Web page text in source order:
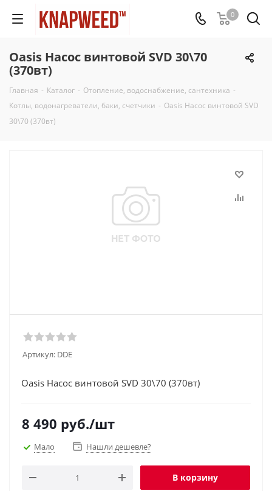
0
Oasis Насос винтовой SVD 30\70
(370вт)
Главная - Каталог - Отопление, водоснабжение, сантехника -
Котлы, водонагреватели, баки, счетчики - Oasis Насос винтовой SVD
30\70 (370вт)
Артикул: DDE
Oasis Насос винтовой SVD 30\70 (370вт)
8 490 руб./шт
Мало Нашли дешевле?
В корзину